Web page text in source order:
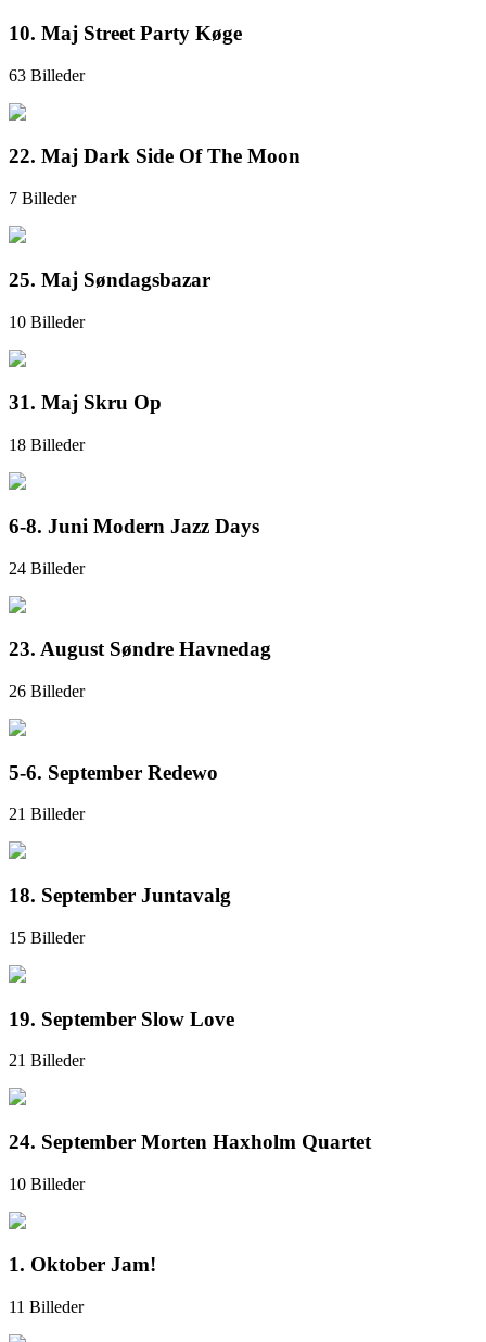
10. Maj Street Party Køge
63 Billeder
22. Maj Dark Side Of The Moon
7 Billeder
25. Maj Søndagsbazar
10 Billeder
31. Maj Skru Op
18 Billeder
6-8. Juni Modern Jazz Days
24 Billeder
23. August Søndre Havnedag
26 Billeder
5-6. September Redewo
21 Billeder
18. September Juntavalg
15 Billeder
19. September Slow Love
21 Billeder
24. September Morten Haxholm Quartet
10 Billeder
1. Oktober Jam!
11 Billeder